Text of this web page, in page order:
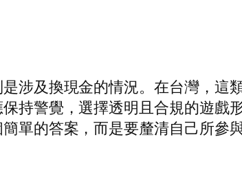
涉及換現金的情況。在台灣，這
持警覺，選擇透明且合規的遊戲
單的答案，而是要釐清自己所參